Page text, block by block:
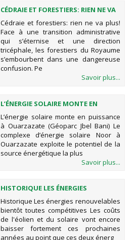
CÉDRAIE ET FORESTIERS: RIEN NE VA
PLUS!
Cédraie et forestiers: rien ne va plus!
Face à une transition administrative
qui s’éternise et une direction
tricéphale, les forestiers du Royaume
s’embourbent dans une dangereuse
confusion. Pe
Savoir plus...
L’ÉNERGIE SOLAIRE MONTE EN
PUISSANCE À OUARZAZATE
(GÉOPARC JBEL BANI)
L’énergie solaire monte en puissance
à Ouarzazate (Géoparc Jbel Bani) Le
complexe d’énergie solaire Noor à
Ouarzazate exploite le potentiel de la
source énergétique la plus
Savoir plus...
HISTORIQUE LES ÉNERGIES
RENOUVELABLES BIENTÔT TOUTES
COMPÉTITIVES
Historique Les énergies renouvelables
bientôt toutes compétitives Les coûts
de l'éolien et du solaire vont encore
baisser fortement ces prochaines
années au point que ces deux énerg